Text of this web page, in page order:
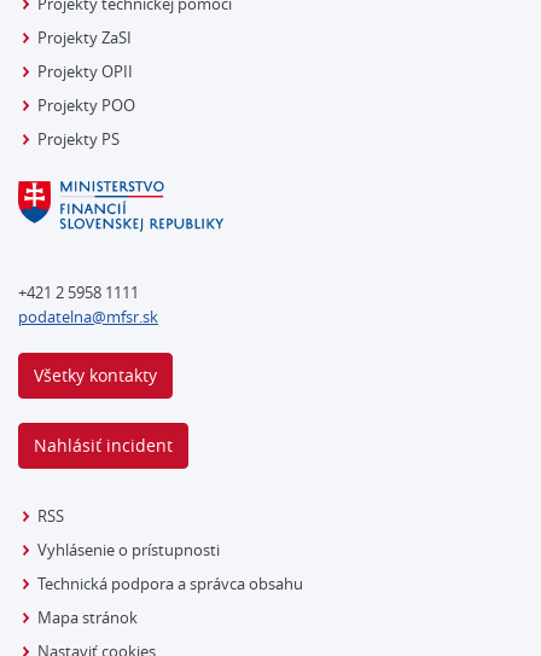
Projekty ZaSI
Projekty OPII
Projekty POO
Projekty PS
+421 2 5958 1111
podatelna@mfsr.sk
Všetky kontakty
Nahlásiť incident
RSS
Vyhlásenie o prístupnosti
Technická podpora a správca obsahu
Mapa stránok
Nastaviť cookies